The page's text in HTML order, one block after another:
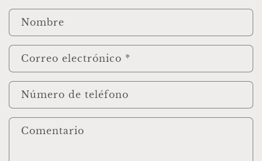
Nombre
Correo electrónico *
Número de teléfono
Comentario